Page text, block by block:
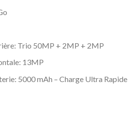
Trio 50MP + 2MP + 2MP
13MP
5000 mAh – Charge Ultra Rapide